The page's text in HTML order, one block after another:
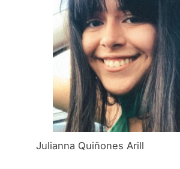
Julianna Quiñones Arill